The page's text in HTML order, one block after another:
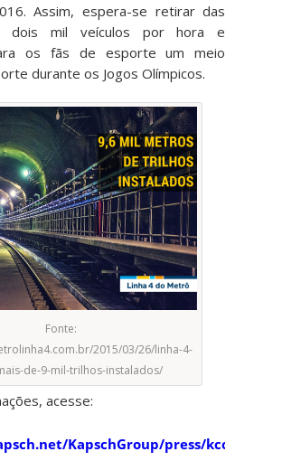
Assim, espera-se retirar das
dois mil veículos por hora e
os fãs de esporte um meio
durante os Jogos Olímpicos.
Fonte:
2015/03/26/linha-4-
de-9-mil-trilhos-instalados/
acesse:
KapschGroup/press/kcc/